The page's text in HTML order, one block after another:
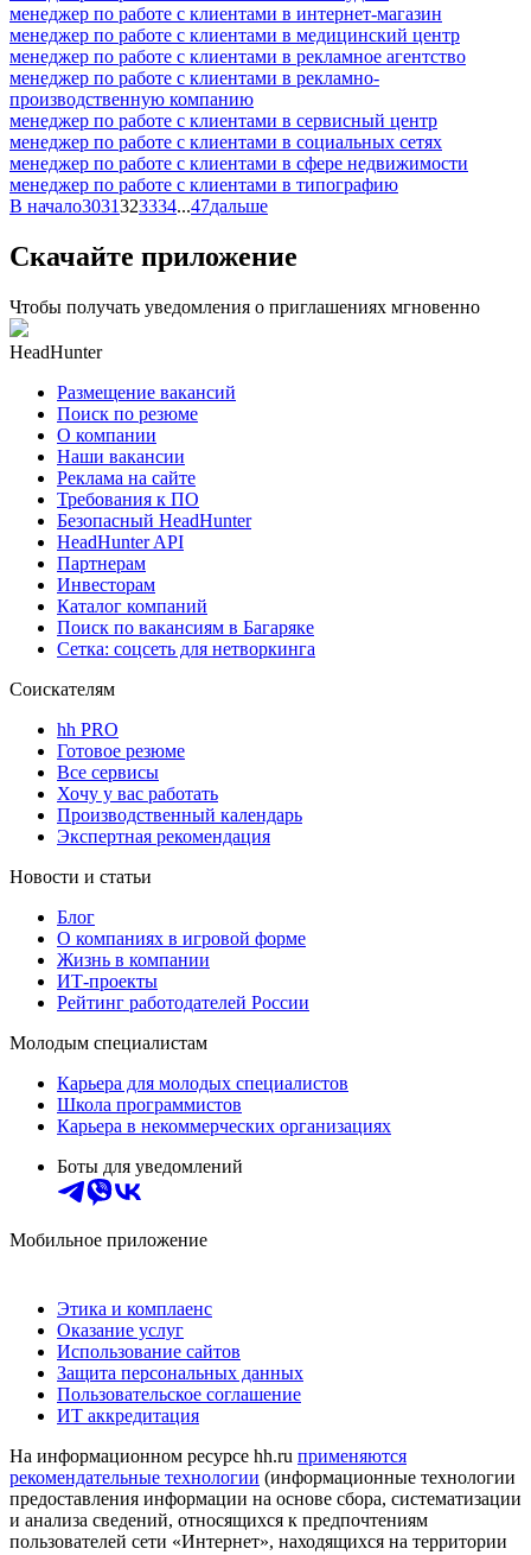
менеджер по работе с клиентами в интернет-магазин
менеджер по работе с клиентами в медицинский центр
менеджер по работе с клиентами в рекламное агентство
менеджер по работе с клиентами в рекламно-
производственную компанию
менеджер по работе с клиентами в сервисный центр
менеджер по работе с клиентами в социальных сетях
менеджер по работе с клиентами в сфере недвижимости
менеджер по работе с клиентами в типографию
В начало3031323334...47дальше
Скачайте приложение
Чтобы получать уведомления о приглашениях мгновенно
HeadHunter
Размещение вакансий
Поиск по резюме
О компании
Наши вакансии
Реклама на сайте
Требования к ПО
Безопасный HeadHunter
HeadHunter API
Партнерам
Инвесторам
Каталог компаний
Поиск по вакансиям в Багаряке
Сетка: соцсеть для нетворкинга
Соискателям
hh PRO
Готовое резюме
Все сервисы
Хочу у вас работать
Производственный календарь
Экспертная рекомендация
Новости и статьи
Блог
О компаниях в игровой форме
Жизнь в компании
ИТ-проекты
Рейтинг работодателей России
Молодым специалистам
Карьера для молодых специалистов
Школа программистов
Карьера в некоммерческих организациях
Боты для уведомлений
Мобильное приложение
Этика и комплаенс
Оказание услуг
Использование сайтов
Защита персональных данных
Пользовательское соглашение
ИТ аккредитация
На информационном ресурсе hh.ru применяются
рекомендательные технологии (информационные технологии
предоставления информации на основе сбора, систематизации
и анализа сведений, относящихся к предпочтениям
пользователей сети «Интернет», находящихся на территории